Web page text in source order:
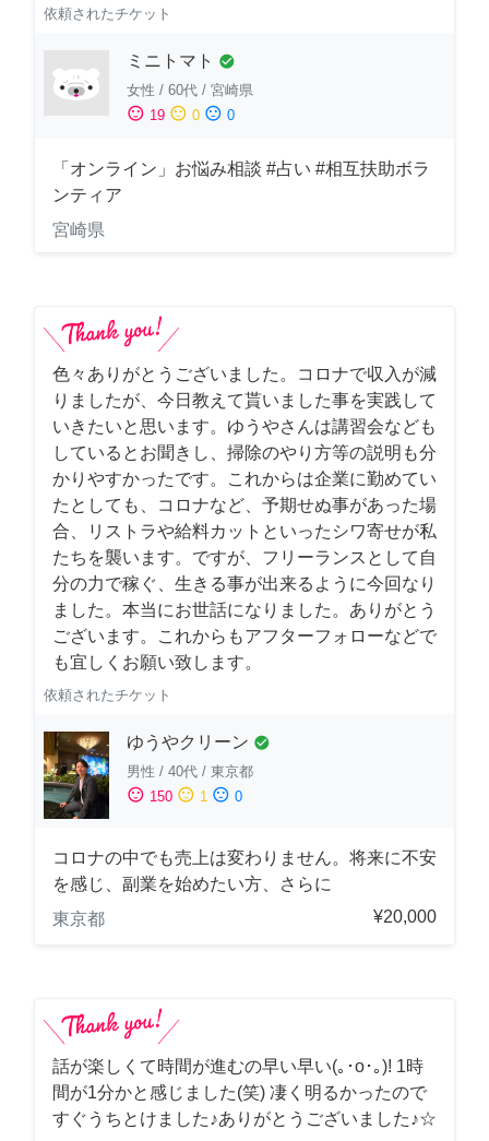
依頼されたチケット
ミニトマト check_circle
女性 / 60代 / 宮崎県
sentiment_satisfied 19 sentiment_neutral 0 sentiment_dissatisfied 0
「オンライン」お悩み相談 #占い #相互扶助ボラ
ンティア
宮崎県
色々ありがとうございました。コロナで収入が減
りましたが、今日教えて貰いました事を実践して
いきたいと思います。ゆうやさんは講習会なども
しているとお聞きし、掃除のやり方等の説明も分
かりやすかったです。これからは企業に勤めてい
たとしても、コロナなど、予期せぬ事があった場
合、リストラや給料カットといったシワ寄せが私
たちを襲います。ですが、フリーランスとして自
分の力で稼ぐ、生きる事が出来るように今回なり
ました。本当にお世話になりました。ありがとう
ございます。これからもアフターフォローなどで
も宜しくお願い致します。
依頼されたチケット
ゆうやクリーン check_circle
男性 / 40代 / 東京都
sentiment_satisfied 150 sentiment_neutral 1 sentiment_dissatisfied 0
コロナの中でも売上は変わりません。将来に不安
を感じ、副業を始めたい方、さらに
東京都
¥20,000
話が楽しくて時間が進むの早い早い(｡･о･｡)! 1時
間が1分かと感じました(笑) 凄く明るかったので
すぐうちとけました♪ありがとうございました♪☆